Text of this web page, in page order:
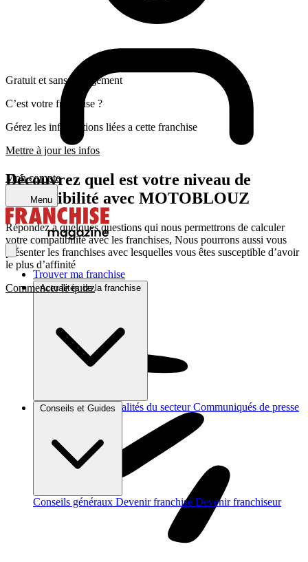
Mon compte
Menu
Trouver ma franchise
Actualités de la franchise
Brèves et actus Actualités du secteur Communiqués de presse
Conseils et Guides
Conseils généraux Devenir franchisé Devenir franchiseur
Gratuit et sans engagement
C’est votre franchise ?
Gérez les informations liées a cette franchise
Mettre à jour les infos
Découvrez quel est votre niveau de
compatibilité avec MOTOBLOUZ
Répondez a quelques questions qui nous permettrons de calculer
votre compatibilité avec les franchises, Nous pourrons aussi vous
présenter les franchises avec lesquelles vous êtes susceptible d’avoir
le plus d’affinité
Commencer le quizz